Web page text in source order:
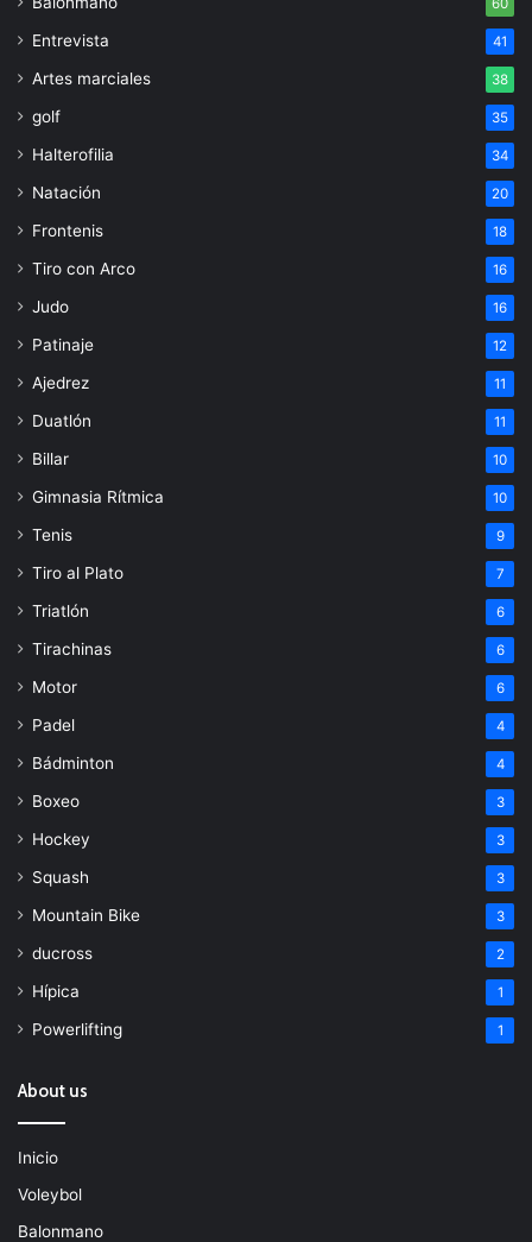
60
Entrevista 41
Artes marciales 38
golf 35
Halterofilia 34
Natación 20
Frontenis 18
Tiro con Arco 16
Judo 16
Patinaje 12
Ajedrez 11
Duatlón 11
Billar 10
Gimnasia Rítmica 10
Tenis 9
Tiro al Plato 7
Triatlón 6
Tirachinas 6
Motor 6
Padel 4
Bádminton 4
Boxeo 3
Hockey 3
Squash 3
Mountain Bike 3
ducross 2
Hípica 1
Powerlifting 1
About us
Inicio
Voleybol
Balonmano